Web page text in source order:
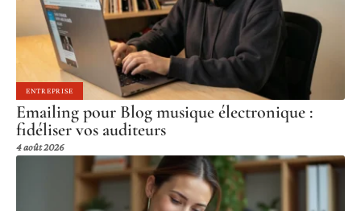
ENTREPRISE
Emailing pour Blog musique électronique :
fidéliser vos auditeurs
4 août 2026